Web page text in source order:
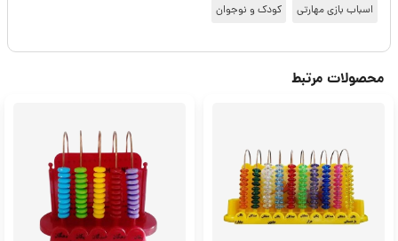
اسباب بازی مهارتی
کودک و نوجوان
محصولات مرتبط